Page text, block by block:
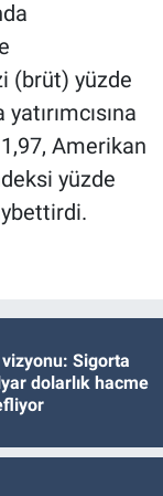
(brüt) yüzde
Amerikan
yüzde
vizyonu: Sigorta
dolarlık hacme